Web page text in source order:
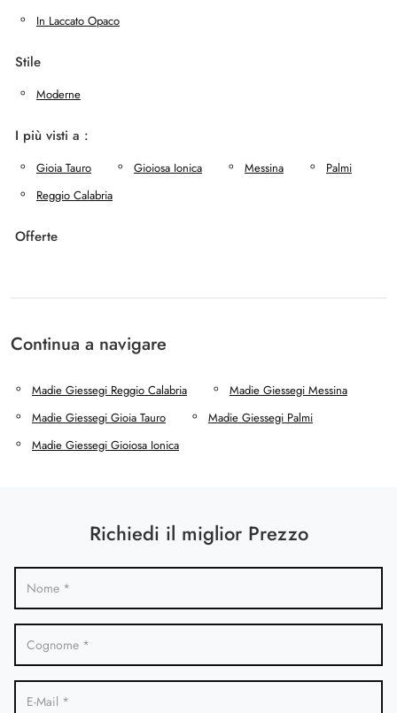
In Laccato Opaco
Stile
Moderne
I più visti a :
Gioia Tauro Gioiosa Ionica Messina
Palmi
Reggio Calabria
Offerte
Continua a navigare
Madie Giessegi Reggio Calabria
Madie Giessegi Messina
Madie Giessegi Gioia Tauro
Madie Giessegi Palmi
Madie Giessegi Gioiosa Ionica
Richiedi il miglior Prezzo